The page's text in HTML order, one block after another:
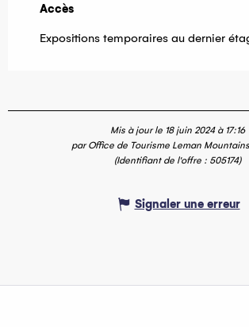
Accès
Accès
Expositions temporaires au dernier
Mis à jour le 18 juin 2024 à 17:16
par Office de Tourisme Leman
(Identifiant de l'offre : 505174)
Signaler une erreur